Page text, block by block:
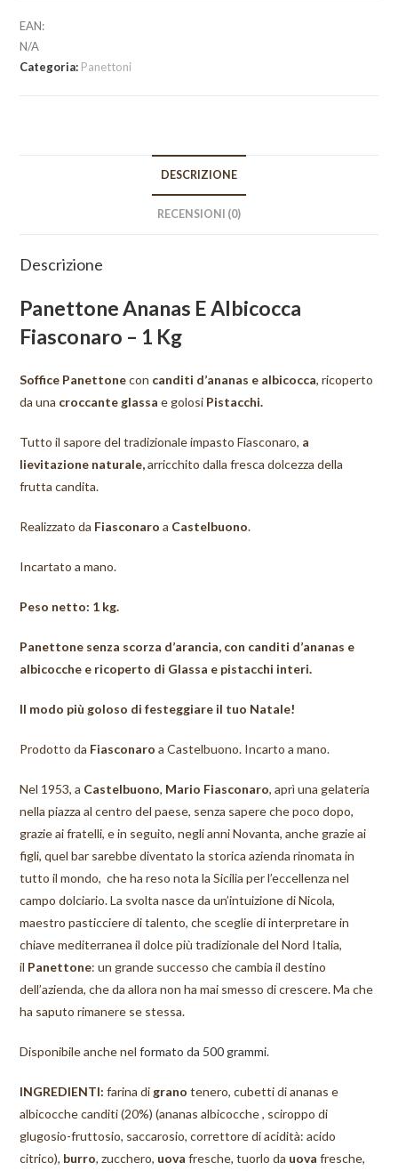
EAN:
N/A
Categoria: Panettoni
DESCRIZIONE
RECENSIONI (0)
Descrizione
Panettone Ananas E Albicocca
Fiasconaro – 1 Kg
Soffice Panettonecon canditi d’ananas e albicocca, ricoperto
da una croccante glassa e golosi Pistacchi.
Tutto il sapore del tradizionale impasto Fiasconaro, a
lievitazione naturale,arricchito dalla fresca dolcezza della
frutta candita.
Realizzato da Fiasconaro a Castelbuono.
Incartato a mano.
Peso netto: 1 kg.
Panettone senza scorza d’arancia, con canditi d’ananas e
albicocche e ricoperto di Glassa e pistacchi interi.
Il modo più goloso di festeggiare il tuo Natale!
Prodotto da Fiasconaro a Castelbuono. Incarto a mano.
Nel 1953, a Castelbuono, Mario Fiasconaro, aprì una gelateria
nella piazza al centro del paese, senza sapere che poco dopo,
grazie ai fratelli, e in seguito, negli anni Novanta, anche grazie ai
figli, quel bar sarebbe diventato la storica azienda rinomata in
tutto il mondo, che ha reso nota la Sicilia per l’eccellenza nel
campo dolciario. La svolta nasce da un’intuizione di Nicola,
maestro pasticciere di talento, che sceglie di interpretare in
chiave mediterranea il dolce più tradizionale del Nord Italia,
il Panettone: un grande successo che cambia il destino
dell’azienda, che da allora non ha mai smesso di crescere. Ma che
ha saputo rimanere se stessa.
Disponibile anche nelformato da 500 grammi.
INGREDIENTI:farina di grano tenero, cubetti di ananas e
albicocche canditi (20%) (ananas albicocche , sciroppo di
glugosio-fruttosio, saccarosio, correttore di acidità: acido
citrico), burro, zucchero, uova fresche, tuorlo da uova fresche,